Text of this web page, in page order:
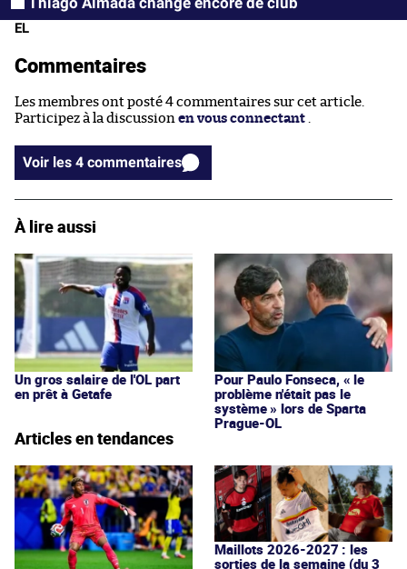
EL
Commentaires
Les membres ont posté 4 commentaires sur cet article.
Participez à la discussion en vous connectant
Voir les 4 commentaires
À lire aussi
Un gros salaire de l'OL part
en prêt à Getafe
Pour Paulo Fonseca, « le
problème n'était pas le
système » lors de Sparta
Prague-OL
Articles en tendances
Maillots 2026-2027 : les
sorties de la semaine (du 3